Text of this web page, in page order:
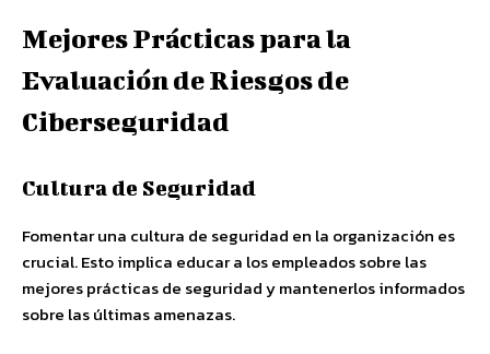
Mejores Prácticas para la
Evaluación de Riesgos de
Ciberseguridad
Cultura de Seguridad
Fomentar una cultura de seguridad en la organización es
crucial. Esto implica educar a los empleados sobre las
mejores prácticas de seguridad y mantenerlos informados
sobre las últimas amenazas.